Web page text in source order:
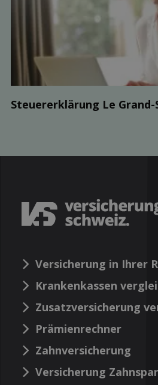
Steuer­erklärung Le Grand-
Versicherung in Ihrer
Krankenkassen
Zusatzversicherung
Prämienrechner
Zahnversicherung
Versicherung